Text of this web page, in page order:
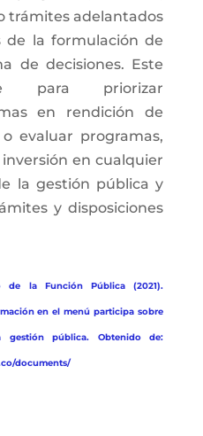
trámites adelantados
la formulación de
de decisiones. Este
para priorizar
en rendición de
evaluar programas,
en cualquier
la gestión pública y
y disposiciones
de la Función Pública (2021).
en el menú participa sobre
gestión pública. Obtenido de:
documents/